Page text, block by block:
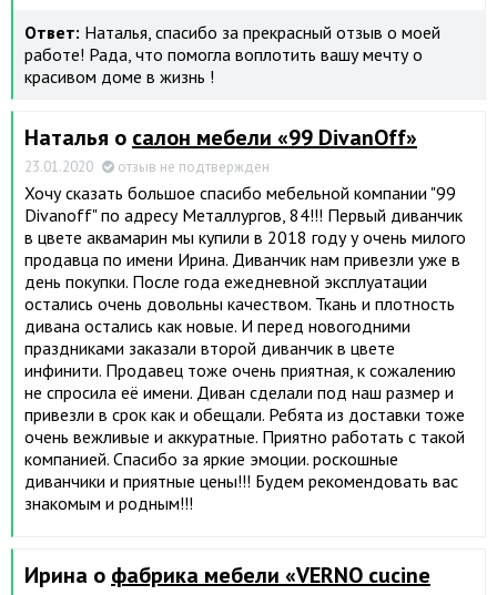
Ответ: Наталья, спасибо за прекрасный отзыв о моей
работе! Рада, что помогла воплотить вашу мечту о
красивом доме в жизнь !
Наталья о салон мебели «99 DivanOff»
23.01.2020 отзыв не подтвержден
Хочу сказать большое спасибо мебельной компании "99
Divanoff" по адресу Металлургов, 84!!! Первый диванчик
в цвете аквамарин мы купили в 2018 году у очень милого
продавца по имени Ирина. Диванчик нам привезли уже в
день покупки. После года ежедневной эксплуатации
остались очень довольны качеством. Ткань и плотность
дивана остались как новые. И перед новогодними
праздниками заказали второй диванчик в цвете
инфинити. Продавец тоже очень приятная, к сожалению
не спросила её имени. Диван сделали под наш размер и
привезли в срок как и обещали. Ребята из доставки тоже
очень вежливые и аккуратные. Приятно работать с такой
компанией. Спасибо за яркие эмоции. роскошные
диванчики и приятные цены!!! Будем рекомендовать вас
знакомым и родным!!!
Ирина о фабрика мебели «VERNO cucine